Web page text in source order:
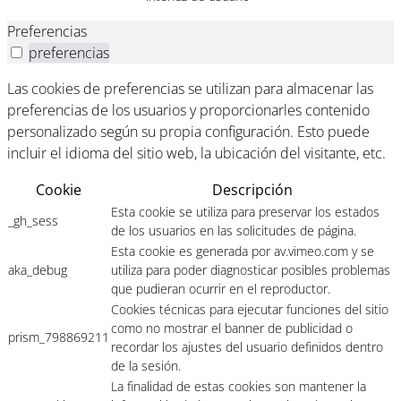
Preferencias
preferencias
Las cookies de preferencias se utilizan para almacenar las
preferencias de los usuarios y proporcionarles contenido
personalizado según su propia configuración. Esto puede
incluir el idioma del sitio web, la ubicación del visitante, etc.
Cookie
Descripción
_gh_sess
Esta cookie se utiliza para preservar los estados
de los usuarios en las solicitudes de página.
aka_debug
Esta cookie es generada por av.vimeo.com y se
utiliza para poder diagnosticar posibles problemas
que pudieran ocurrir en el reproductor.
prism_798869211
Cookies técnicas para ejecutar funciones del sitio
como no mostrar el banner de publicidad o
recordar los ajustes del usuario definidos dentro
de la sesión.
La finalidad de estas cookies son mantener la